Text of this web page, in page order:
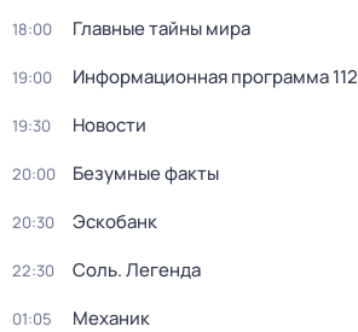
18:00 Главные тайны мира
19:00 Информационная программа 112
19:30 Новости
20:00 Безумные факты
20:30 Эскобанк
22:30 Соль. Легенда
01:05 Механик